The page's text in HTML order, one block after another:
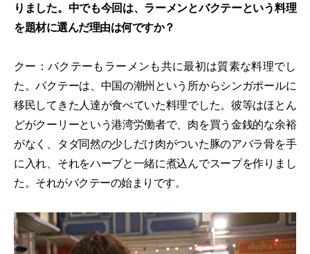
りました。中でも今回は、ラーメンとバクテーという料理
を題材に選んだ理由は何ですか？
クー：バクテーもラーメンも共に最初は質素な料理でし
た。バクテーは、中国の潮州という所からシンガポールに
移民してきた人達が食べていた料理でした。彼等はほとん
どがクーリーという港湾労働者で、肉を買う金銭的な余裕
がなく、タダ同然の少しだけ肉がついた豚のアバラ骨を手
に入れ、それをハーブと一緒に煮込んでスープを作りまし
た。それがバクテーの始まりです。